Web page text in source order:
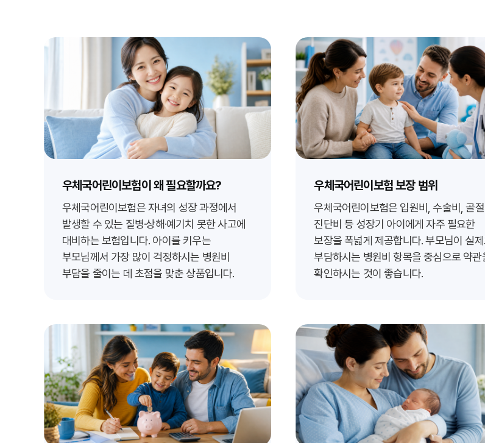
우체국어린이보험이 왜 필요할까요?
우체국어린이보험은 자녀의 성장 과정에서
발생할 수 있는 질병·상해·예기치 못한 사고에
대비하는 보험입니다. 아이를 키우는
부모님께서 가장 많이 걱정하시는 병원비
부담을 줄이는 데 초점을 맞춘 상품입니다.
우체국어린이보험 보장 범위
우체국어린이보험은 입원비, 수술비, 골절
진단비 등 성장기 아이에게 자주 필요한
보장을 폭넓게 제공합니다. 부모님이 실
부담하시는 병원비 항목을 중심으로 약관
확인하시는 것이 좋습니다.